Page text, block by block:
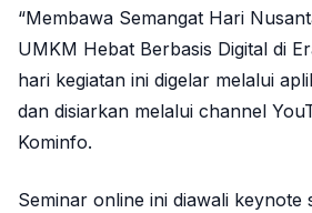
“Membawa Semangat Hari
UMKM Hebat Berbasis Digital di
hari kegiatan ini digelar melalui
dan disiarkan melalui channel
Kominfo.
Seminar online ini diawali keynote